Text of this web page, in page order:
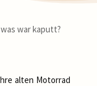
war kaputt?
alten Motorrad